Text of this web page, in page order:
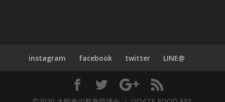
instagram facebook twitter LINE@